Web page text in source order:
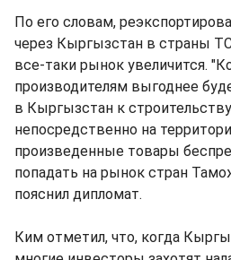
По его словам,
через Кыргызстан в страны
все-таки рынок увеличится.
производителям выгоднее
в Кыргызстан к
непосредственно на
произведенные товары
попадать на рынок стран
пояснил дипломат.
Ким отметил, что, когда